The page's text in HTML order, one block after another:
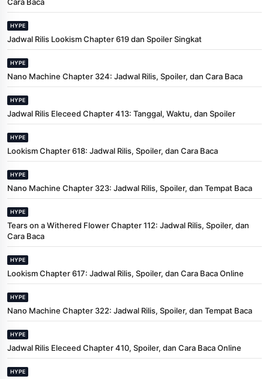
HYPE
Jadwal Rilis Lookism Chapter 619 dan Spoiler Singkat
HYPE
Nano Machine Chapter 324: Jadwal Rilis, Spoiler, dan Cara Baca
HYPE
Jadwal Rilis Eleceed Chapter 413: Tanggal, Waktu, dan Spoiler
HYPE
Lookism Chapter 618: Jadwal Rilis, Spoiler, dan Cara Baca
HYPE
Nano Machine Chapter 323: Jadwal Rilis, Spoiler, dan Tempat Baca
HYPE
Tears on a Withered Flower Chapter 112: Jadwal Rilis, Spoiler, dan
Cara Baca
HYPE
Lookism Chapter 617: Jadwal Rilis, Spoiler, dan Cara Baca Online
HYPE
Nano Machine Chapter 322: Jadwal Rilis, Spoiler, dan Tempat Baca
HYPE
Jadwal Rilis Eleceed Chapter 410, Spoiler, dan Cara Baca Online
HYPE